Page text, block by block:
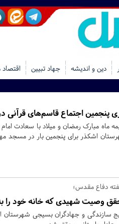
دین و اندیشه جهاد تبیین
پنجمین اجتماع قاسم‌های قرآنی
ماه مبارک رمضان و میلاد با سعادت
اشکذر برای پنجمین بار در مسجد
دفاع مقدس؛
وصیت شهیدی که خانه خود را
سازندگی و جهادگران بسیجی شهرستان